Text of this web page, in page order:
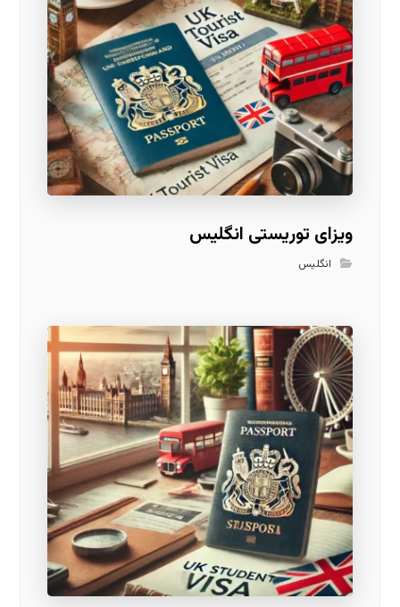
ویزای توریستی انگلیس
انگلیس